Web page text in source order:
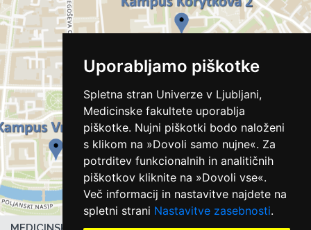
Uporabljamo piškotke
Spletna stran Univerze v Ljubljani,
Medicinske fakultete uporablja
piškotke. Nujni piškotki bodo naloženi
s klikom na »Dovoli samo nujne«. Za
potrditev funkcionalnih in analitičnih
piškotkov kliknite na »Dovoli vse«.
Več informacij in nastavitve najdete na
spletni strani Nastavitve zasebnosti.